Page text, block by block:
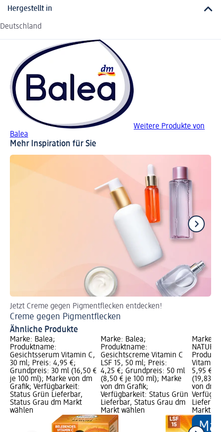
Hergestellt in
Deutschland
Weitere Produkte von
Balea
Mehr Inspiration für Sie
Jetzt Creme gegen Pigmentflecken entdecken!
Creme gegen Pigmentflecken
Ähnliche Produkte
Marke: Balea;
Produktname:
Gesichtsserum Vitamin C,
30 ml; Preis: 4,95 €;
Grundpreis: 30 ml (16,50 €
je 100 ml); Marke von dm
Grafik; Verfügbarkeit:
Status Grün Lieferbar,
Status Grau dm Markt
wählen
Marke: Balea;
Produktname:
Gesichtscreme Vitamin C
LSF 15, 50 ml; Preis:
4,25 €; Grundpreis: 50 ml
(8,50 € je 100 ml); Marke
von dm Grafik;
Verfügbarkeit: Status Grün
Lieferbar, Status Grau dm
Markt wählen
Marke:
Vitamin
5,95 €;
(19,83 €
von dm
Markt